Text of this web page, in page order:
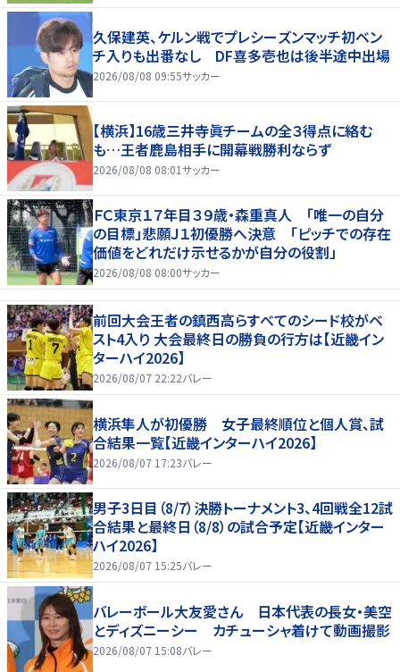
久保建英、ケルン戦でプレシーズンマッチ初ベン
チ入りも出番なし DF喜多壱也は後半途中出場
2026/08/08 09:55サッカー
【横浜】16歳三井寺眞チームの全３得点に絡む
も…王者鹿島相手に開幕戦勝利ならず
2026/08/08 08:01サッカー
ＦＣ東京１７年目３９歳・森重真人 「唯一の自分
の目標」悲願Ｊ１初優勝へ決意 「ピッチでの存在
価値をどれだけ示せるかが自分の役割」
2026/08/08 08:00サッカー
前回大会王者の鎮西高らすべてのシード校がベ
スト4入り 大会最終日の勝負の行方は【近畿イン
ターハイ2026】
2026/08/07 22:22バレー
横浜隼人が初優勝 女子最終順位と個人賞、試
合結果一覧【近畿インターハイ2026】
2026/08/07 17:23バレー
男子3日目（8/7）決勝トーナメント3、4回戦全12試
合結果と最終日（8/8）の試合予定【近畿インター
ハイ2026】
2026/08/07 15:25バレー
バレーボール大友愛さん 日本代表の長女・美空
とディズニーシー カチューシャ着けて動画撮影
2026/08/07 15:08バレー